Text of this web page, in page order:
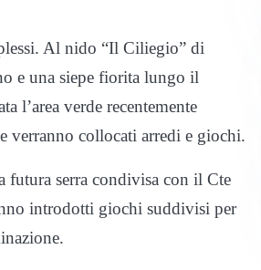
Al nido “Il Ciliegio” di
e una siepe fiorita lungo il
l’area verde recentemente
verranno collocati arredi e giochi.
futura serra condivisa con il Cte
introdotti giochi suddivisi per